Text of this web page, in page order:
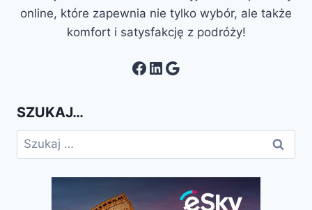
online, które zapewnia nie tylko wybór, ale także
komfort i satysfakcję z podróży!
Facebook
LinkedIn
Google
SZUKAJ…
Szukaj: